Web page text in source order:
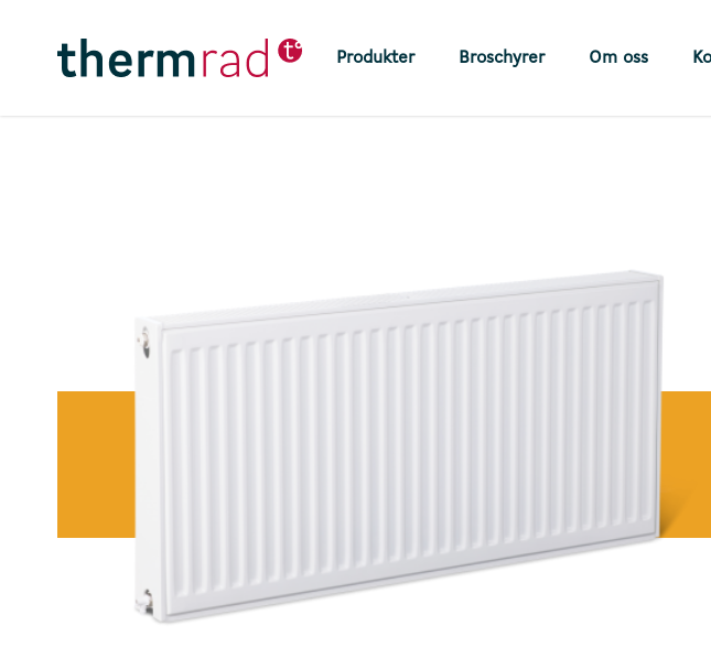
Hit enter to search or ESC to close
Produkter Broschyrer Om oss